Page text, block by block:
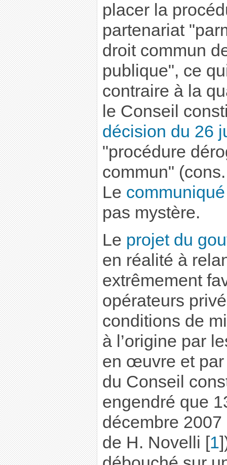
placer la
partenariat
droit commun
publique", ce
contraire à la
le Conseil
décision du 26
"procédure
commun"
Le
pas mystère.
Le projet du
en réalité à
extrêmement
opérateurs
conditions de
à l’origine par
en œuvre et
du Conseil
engendré que
décembre
de H. Novelli [1]